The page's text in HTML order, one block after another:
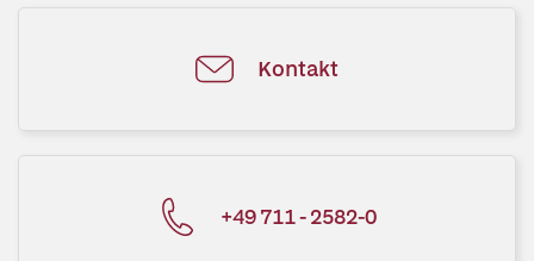
Kontakt
+49 711 - 2582-0